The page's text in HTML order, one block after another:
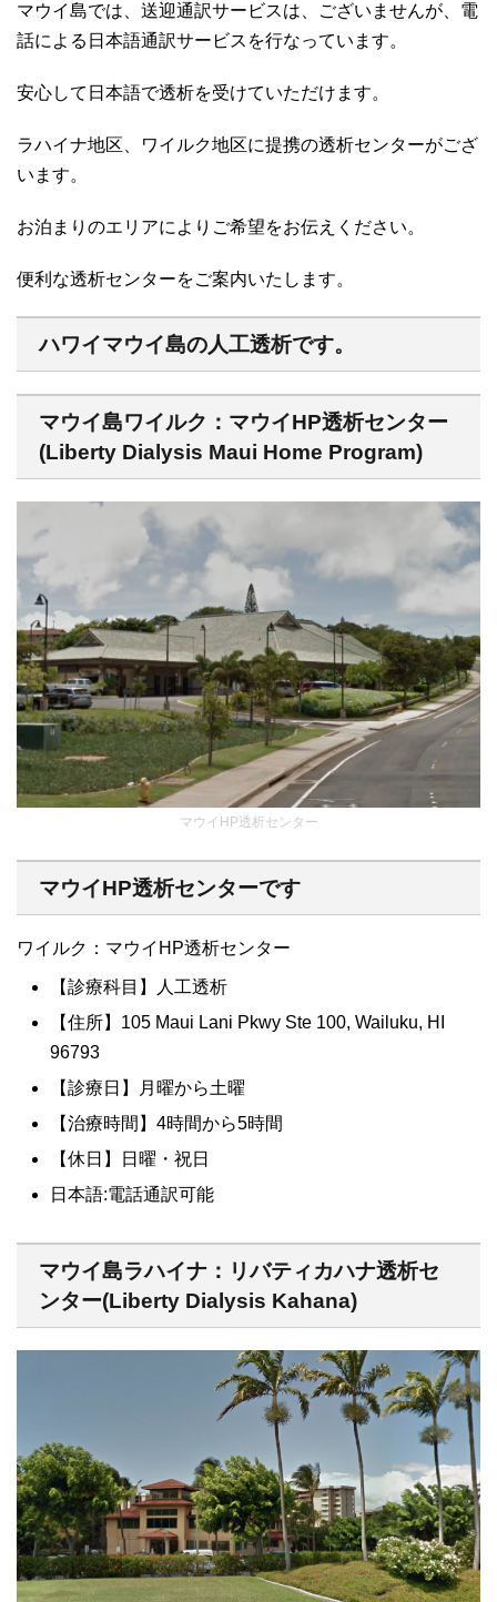
マウイ島では、送迎通訳サービスは、ございませんが、電
話による日本語通訳サービスを行なっています。
安心して日本語で透析を受けていただけます。
ラハイナ地区、ワイルク地区に提携の透析センターがござ
います。
お泊まりのエリアによりご希望をお伝えください。
便利な透析センターをご案内いたします。
ハワイマウイ島の人工透析です。
マウイ島ワイルク：マウイHP透析センター
(Liberty Dialysis Maui Home Program)
マウイHP透析センター
マウイHP透析センターです
ワイルク：マウイHP透析センター
【診療科目】人工透析
【住所】105 Maui Lani Pkwy Ste 100, Wailuku, HI
96793
【診療日】月曜から土曜
【治療時間】4時間から5時間
【休日】日曜・祝日
日本語:電話通訳可能
マウイ島ラハイナ：リバティカハナ透析セ
ンター(Liberty Dialysis Kahana)